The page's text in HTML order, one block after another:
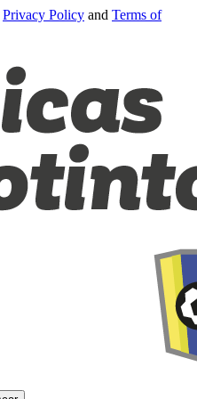
Privacy Policy and Terms of